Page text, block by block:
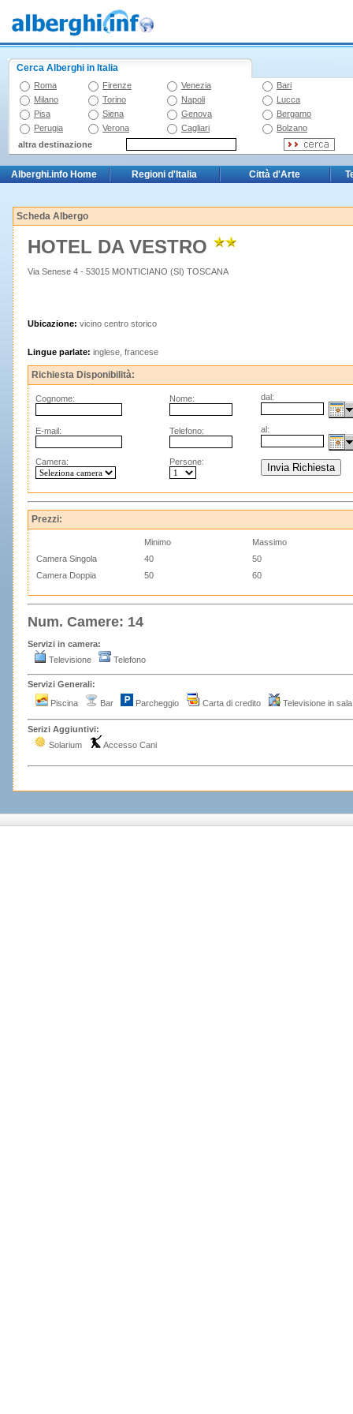
Cerca Alberghi in Italia
Roma Firenze Venezia
Bari
Milano
Torino Napoli
Lucca
Pisa
Siena Genova
Bergamo
Perugia
Verona Cagliari
Bolzano
altra destinazione
Alberghi.info Home Regioni d'Italia Città d'Arte
Scheda Albergo
HOTEL DA VESTRO
Via Senese 4 - 53015 MONTICIANO (SI) TOSCANA
Ubicazione: vicino centro storico
Lingue parlate: inglese, francese
Richiesta Disponibilità:
Cognome: Nome: dal:
E-mail: Telefono: al:
Camera: Persone:
Prezzi:
Minimo
Massimo
Camera Singola
40
50
Camera Doppia
50 60
Num. Camere: 14
Servizi in camera:
Televisione
Telefono
Servizi Generali:
Piscina
Bar Parcheggio Carta di credito Televisione in sala
Serizi Aggiuntivi:
Solarium
Accesso Cani